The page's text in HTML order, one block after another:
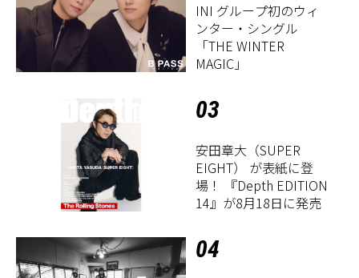
INI グループ初のウィ
ンター・シングル
「THE WINTER
MAGIC」
03
安田章大（SUPER
EIGHT） が表紙に登
場！ 『Depth EDITION
14』が8月18日に発売
04